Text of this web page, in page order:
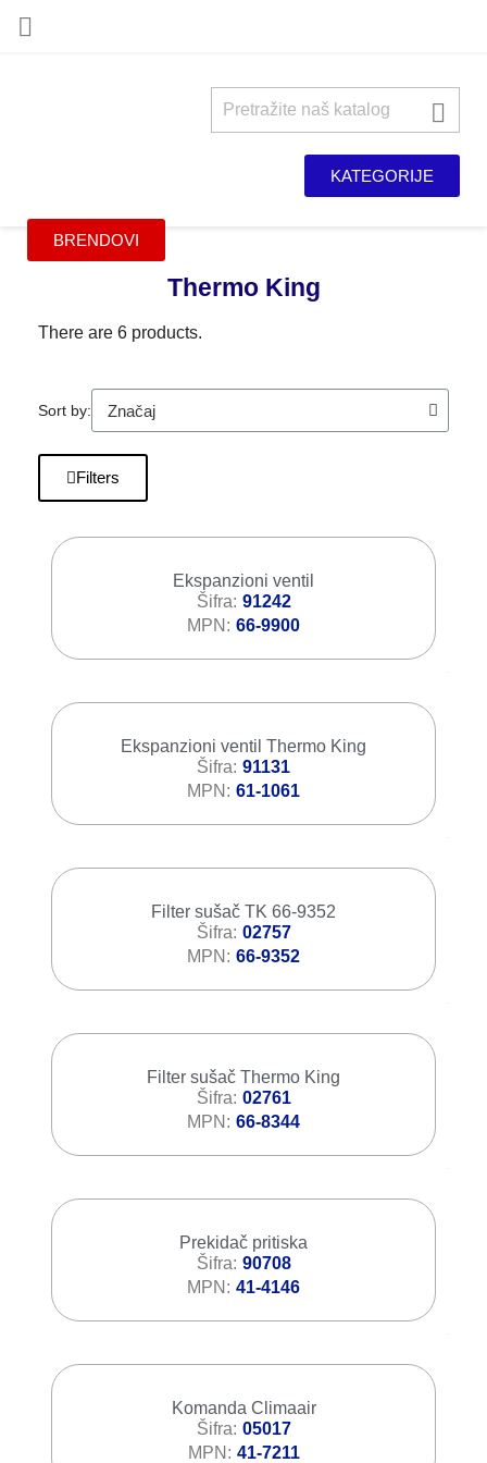


KATEGORIJE
BRENDOVI
Thermo King
There are 6 products.
Sort by:
Filters
Ekspanzioni ventil
Šifra 91242
MPN
66-9900
Ekspanzioni ventil Thermo King
Šifra 91131
MPN
61-1061
Filter sušač TK 66-9352
Šifra 02757
MPN
66-9352
Filter sušač Thermo King
Šifra 02761
MPN
66-8344
Prekidač pritiska
Šifra 90708
MPN
41-4146
Komanda Climaair
Šifra 05017
MPN
41-7211